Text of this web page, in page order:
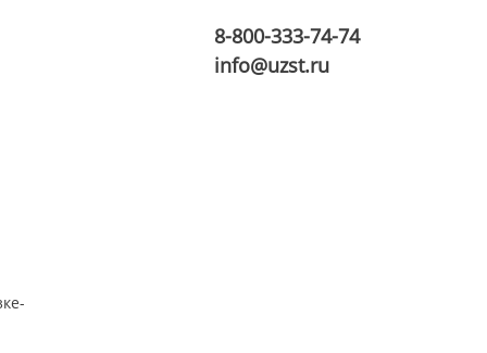
8-800-333-74-74
info@uzst.ru